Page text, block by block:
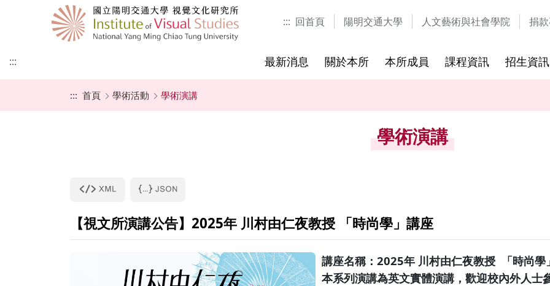
::: 回首頁 陽明交通大學 人文藝術與社會學院 捐
::: 最新消息 關於本所
成立宗旨
本所成員
行政人員
課程資訊
最新課程
招生資訊
招生辦法
未來展望
教師最新專書 論文集及專書
國際視覺文化研究所 國際視覺文化大學部
學術研討會
視覺文化研究所
亞際文化研究國際碩士學位
::: 首頁 學術活動 學術演講
學術演講
【視文所演講公告】2025年 川村由仁夜教授 「時尚學」講座
講座名稱：2025年 川村由仁夜教授 「時尚學
本系列演講為英文實體演講，歡迎校內外人士